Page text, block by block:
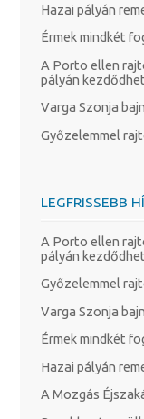
Hazai pályán
Érmek mindkét
A Porto ellen
pályán
Varga Szonja
Győzelemmel
LEGFRISSEBB
A Porto ellen
pályán
Győzelemmel
Varga Szonja
Érmek mindkét
Hazai pályán
A Mozgás